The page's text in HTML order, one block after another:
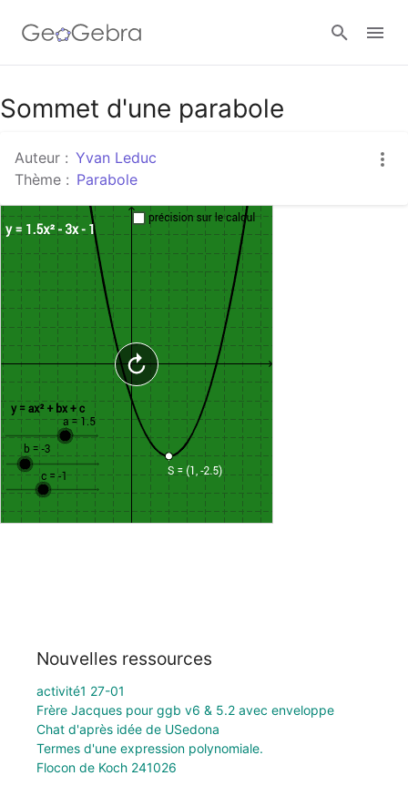
Google Classroom
Classe GeoGebra
Se connecter
Sommet d'une parabole
Auteur : Yvan Leduc
Thème : Parabole
Nouvelles ressources
activité1 27-01
Frère Jacques pour ggb v6 & 5.2 avec enveloppe
Chat d'après idée de USedona
Termes d'une expression polynomiale.
Flocon de Koch 241026